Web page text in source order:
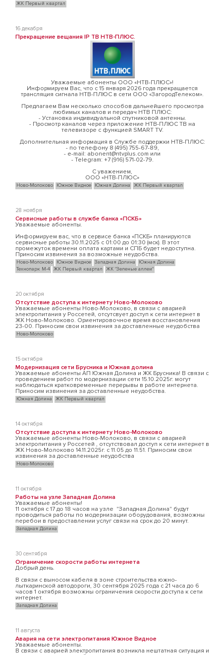
ЖК Первый квартал
16 декабря
Прекращение вещания IP ТВ НТВ-ПЛЮС.
Уважаемые абоненты ООО «НТВ-ПЛЮС»!
Информируем Вас, что с 15 января 2026 года прекращается
трансляция сигнала НТВ-ПЛЮС в сети ООО «ЗагородТелеком».
Предлагаем Вам несколько способов дальнейшего просмотра
любимых каналов и передач НТВ ПЛЮС:
- Установка индивидуальной спутниковой антенны.
- Просмотр каналов через приложение НТВ-ПЛЮС ТВ на
телевизоре с функцией SMART TV.
Дополнительная информация в Службе поддержки НТВ-ПЛЮС:
- по телефону 8 (495) 755-67-89,
- e-mail: abonent@ntvplus.com или
- Telegram: +7 (916) 571-02-79.
С уважением,
ООО «НТВ-ПЛЮС»
Ново-Молоково Южное Видное Южная Долина ЖК Первый квартал
28 ноября
Сервисные работы в службе банка «ПСКБ»
Уважаемые абоненты.
Информируем вас, что в сервисе банка «ПСКБ» планируются
сервисные работы 30.11.2025 с 01:00 до 01:30 (мск). В этот
промежуток времени оплата картами и СПБ будет недоступна.
Приносим извинения за возможные неудобства.
Ново-Молоково Южное Видное Западная Долина
Южная Долина
Технопарк М-4 ЖК Первый квартал ЖК "Зеленые аллеи"
20 октября
Отсутствие доступа к интернету Ново-Молоково
Уважаемые абоненты Ново-Молоково, в связи с аварией
электропитания у Россетей, отсутсвует доступ к сети интернет в
ЖК Ново-Молоково. Ориентировочное время восстановления
23-00. Приносим свои извинения за доставленные неудобства
Ново-Молоково
15 октября
Модернизация сети Брусника и Южная долина
Уважаемые абоненты АП Южная Долина и ЖК Брусника! В связи с
проведением работ по модернизации сети 15.10.2025г. могут
наблюдаться кратковременные перерывы в работе интернета.
Приносим извинения за доставленные неудобства.
Южная Долина ЖК Первый квартал
14 октября
Отсутствие доступа к интернету Ново-Молоково
Уважаемые абоненты Ново-Молоково, в связи с аварией
электропитания у Россетей , отсутствовал доступ к сети интернет в
ЖК Ново-Молоково 14.11.2025г. с 11.05 до 11.51. Приносим свои
извинения за доставленные неудобства
Ново-Молоково
11 октября
Работы на узле Западная Долина
Уважаемые абоненты!
11 октября с 17 до 18 часов на узле "Западная Долина" будут
проводиться работы по модернизации оборудования, возможны
перебои в предоставлении услуг связи на срок до 20 минут.
Западная Долина
30 сентября
Ограничение скорости работы интернета
Добрый день.
В связи с выносом кабеля в зоне строительства южно-
лыткаринской автодороги, 30 сентября 2025 года с 21 часа до 6
часов 1 октября возможны ограничения скорости доступа к сети
интернет.
Западная Долина
11 августа
Авария на сети электропитания Южное Видное
Уважаемые абоненты.
В связи с аварией электропитания возникла нештатная ситуация и